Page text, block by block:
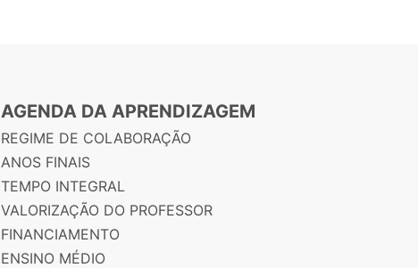
AGENDA DA APRENDIZAGEM
REGIME DE COLABORAÇÃO
ANOS FINAIS
TEMPO INTEGRAL
VALORIZAÇÃO DO PROFESSOR
FINANCIAMENTO
ENSINO MÉDIO